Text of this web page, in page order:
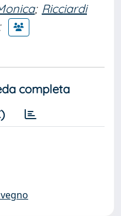
; Ricciardi
completa